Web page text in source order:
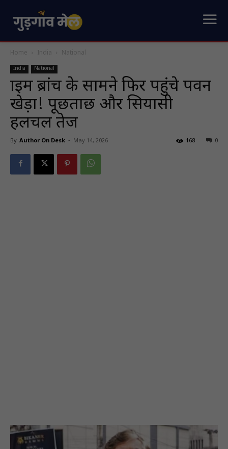
Home India National
India National
क्राइम ब्रांच के सामने फिर पहुंचे पवन
खेड़ा! पूछताछ और सियासी
हलचल तेज
By Author On Desk - May 14, 2026 0
168